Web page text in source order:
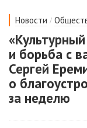
Новости /
и борьба с
Сергей
о
за неделю